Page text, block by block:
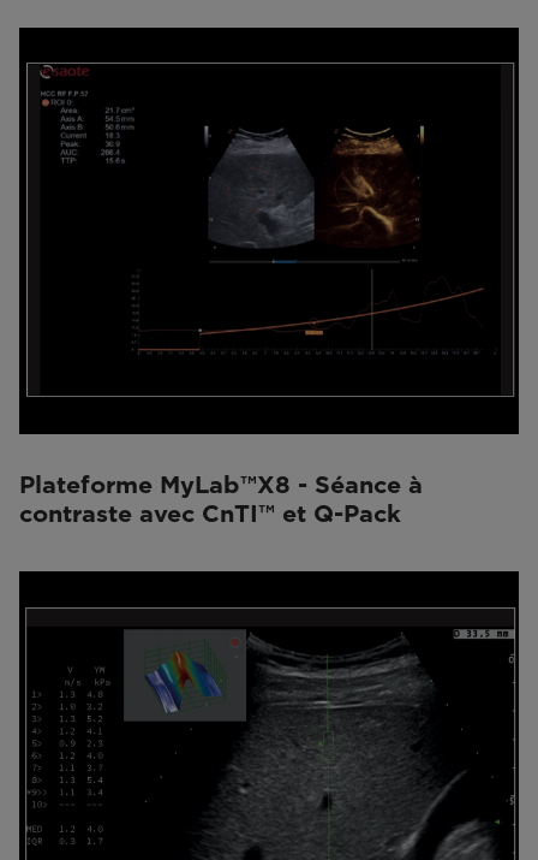
Plateforme MyLab™X8 - Séance à
contraste avec CnTI™ et Q-Pack